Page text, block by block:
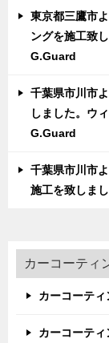
東京都三鷹市
ングを施工致
G.Guard
千葉県市川市
しました。ウ
G.Guard
千葉県市川市
施工を致しま
カーコーティ
カーコーティ
カーコーティ